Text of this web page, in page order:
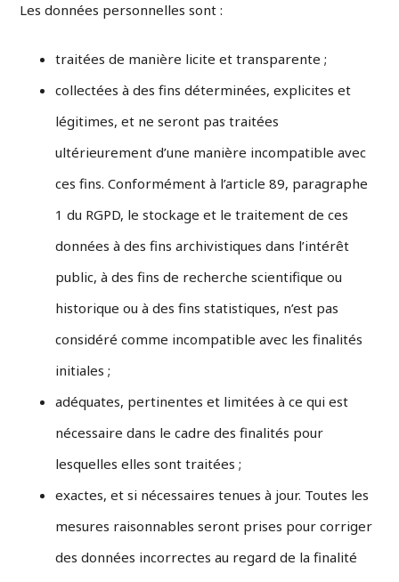
Les données personnelles sont :
traitées de manière licite et transparente ;
collectées à des fins déterminées, explicites et
légitimes, et ne seront pas traitées
ultérieurement d’une manière incompatible avec
ces fins. Conformément à l’article 89, paragraphe
1 du RGPD, le stockage et le traitement de ces
données à des fins archivistiques dans l’intérêt
public, à des fins de recherche scientifique ou
historique ou à des fins statistiques, n’est pas
considéré comme incompatible avec les finalités
initiales ;
adéquates, pertinentes et limitées à ce qui est
nécessaire dans le cadre des finalités pour
lesquelles elles sont traitées ;
exactes, et si nécessaires tenues à jour. Toutes les
mesures raisonnables seront prises pour corriger
des données incorrectes au regard de la finalité